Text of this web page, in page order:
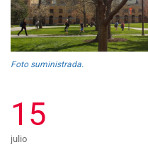
Foto suministrada.
15
julio